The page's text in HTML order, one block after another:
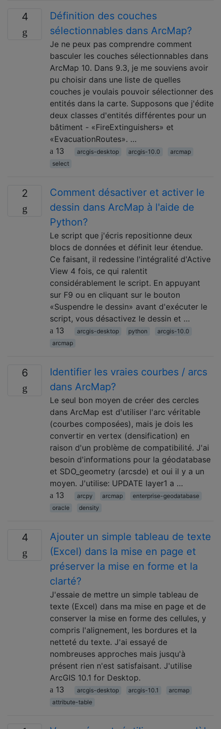
4
Définition des couches
sélectionnables dans ArcMap?
Je ne peux pas comprendre comment
basculer les couches sélectionnables dans
ArcMap 10. Dans 9.3, je me souviens avoir
pu choisir dans une liste de quelles
couches je voulais pouvoir sélectionner des
entités dans la carte. Supposons que j'édite
deux classes d'entités différentes pour un
bâtiment - «FireExtinguishers» et
«EvacuationRoutes». …
13
arcgis-desktop arcgis-10.0
arcmap
select
2
Comment désactiver et activer le
dessin dans ArcMap à l'aide de
Python?
Le script que j'écris repositionne deux
blocs de données et définit leur étendue.
Ce faisant, il redessine l'intégralité d'Active
View 4 fois, ce qui ralentit
considérablement le script. En appuyant
sur F9 ou en cliquant sur le bouton
«Suspendre le dessin» avant d'exécuter le
script, vous désactivez le dessin et …
13
arcgis-desktop python
arcgis-10.0
arcmap
6
Identifier les vraies courbes / arcs
dans ArcMap?
Le seul bon moyen de créer des cercles
dans ArcMap est d'utiliser l'arc véritable
(courbes composées), mais je dois les
convertir en vertex (densification) en
raison d'un problème de compatibilité. J'ai
besoin d'informations pour la géodatabase
et SDO_geometry (arcsde) et oui il y a un
moyen. J'utilise: UPDATE layer1 a …
13
arcpy arcmap
enterprise-geodatabase
oracle
density
4
Ajouter un simple tableau de texte
(Excel) dans la mise en page et
préserver la mise en forme et la
clarté?
J'essaie de mettre un simple tableau de
texte (Excel) dans ma mise en page et de
conserver la mise en forme des cellules, y
compris l'alignement, les bordures et la
netteté du texte. J'ai essayé de
nombreuses approches mais jusqu'à
présent rien n'est satisfaisant. J'utilise
ArcGIS 10.1 for Desktop.
13
arcgis-desktop arcgis-10.1
arcmap
attribute-table